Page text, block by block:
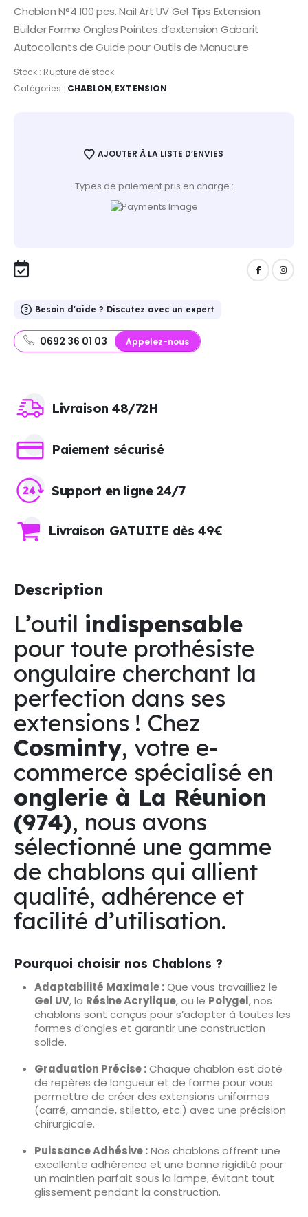
Chablon N°4 100 pcs. Nail Art UV Gel Tips Extension
Builder Forme Ongles Pointes d’extension Gabarit
Autocollants de Guide pour Outils de Manucure
Stock : Rupture de stock
Catégories : CHABLON, EXTENSION
AJOUTER À LA LISTE D’ENVIES
Types de paiement pris en charge :
Besoin d'aide ? Discutez avec un expert
0692 36 01 03 Appelez-nous
Livraison 48/72H
Paiement sécurisé
Support en ligne 24/7
Livraison GATUITE dès 49€
Description
L’outil indispensable
pour toute prothésiste
ongulaire cherchant la
perfection dans ses
extensions ! Chez
Cosminty, votre e-
commerce spécialisé en
onglerie à La Réunion
(974), nous avons
sélectionné une gamme
de chablons qui allient
qualité, adhérence et
facilité d’utilisation.
Pourquoi choisir nos Chablons ?
Adaptabilité Maximale :Que vous travailliez le
Gel UV, la Résine Acrylique, ou le Polygel, nos
chablons sont conçus pour s’adapter à toutes les
formes d’ongles et garantir une construction
solide.
Graduation Précise :Chaque chablon est doté
de repères de longueur et de forme pour vous
permettre de créer des extensions uniformes
(carré, amande, stiletto, etc.) avec une précision
chirurgicale.
Puissance Adhésive :Nos chablons offrent une
excellente adhérence et une bonne rigidité pour
un maintien parfait sous la lampe, évitant tout
glissement pendant la construction.